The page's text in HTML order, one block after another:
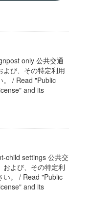
only 公共交通
よび、その特定利用
。 / Read "Public
and its
child settings 公共交
および、その特定利
い。 / Read "Public
and its